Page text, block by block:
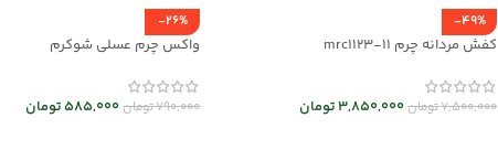
-49%
کفش مردانه چرم mrc1123-11
7,500,000تومان3,850,000تومان
-26%
واکس چرم عسلی شوکرم
790,000تومان585,000تومان